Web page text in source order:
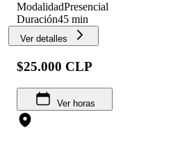
ModalidadPresencial
Duración45 min
Ver detalles
$25.000 CLP
Ver horas